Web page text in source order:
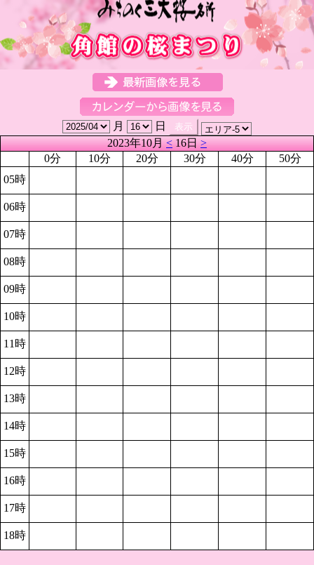
月
日
2023年10月<16日>
0分
10分 20分 30分 40分
50分
05時
06時
07時
08時
09時
10時
11時
12時
13時
14時
15時
16時
17時
18時